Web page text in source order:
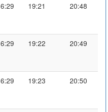
19:21 20:48
19:22 20:49
19:23 20:50